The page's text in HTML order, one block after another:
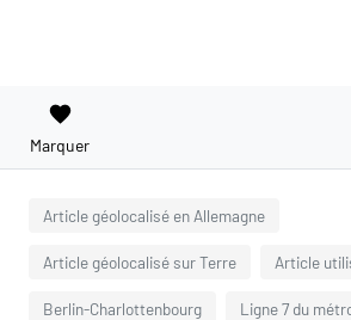
favorite
Marquer
Article géolocalisé en Allemagne
Article géolocalisé sur Terre Article
Berlin-Charlottenbourg Ligne 7 du